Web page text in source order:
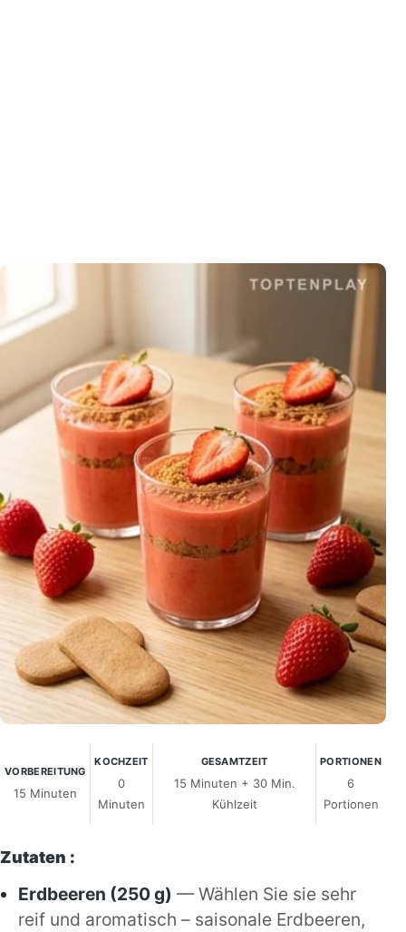
VORBEREITUNG
15 Minuten
KOCHZEIT
0
Minuten
GESAMTZEIT
15 Minuten + 30 Min.
Kühlzeit
PORTIONEN
6
Portionen
Zutaten :
Erdbeeren (250 g) — Wählen Sie sie sehr
reif und aromatisch – saisonale Erdbeeren,